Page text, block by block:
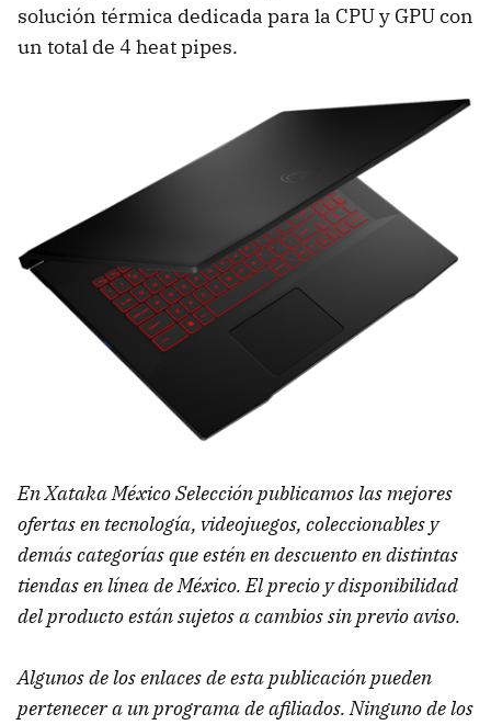
solución térmica dedicada para la CPU y GPU con
un total de 4 heat pipes.
En Xataka México Selección publicamos las mejores
ofertas en tecnología, videojuegos, coleccionables y
demás categorías que estén en descuento en distintas
tiendas en línea de México. El precio y disponibilidad
del producto están sujetos a cambios sin previo aviso.
Algunos de los enlaces de esta publicación pueden
pertenecer a un programa de afiliados. Ninguno de los